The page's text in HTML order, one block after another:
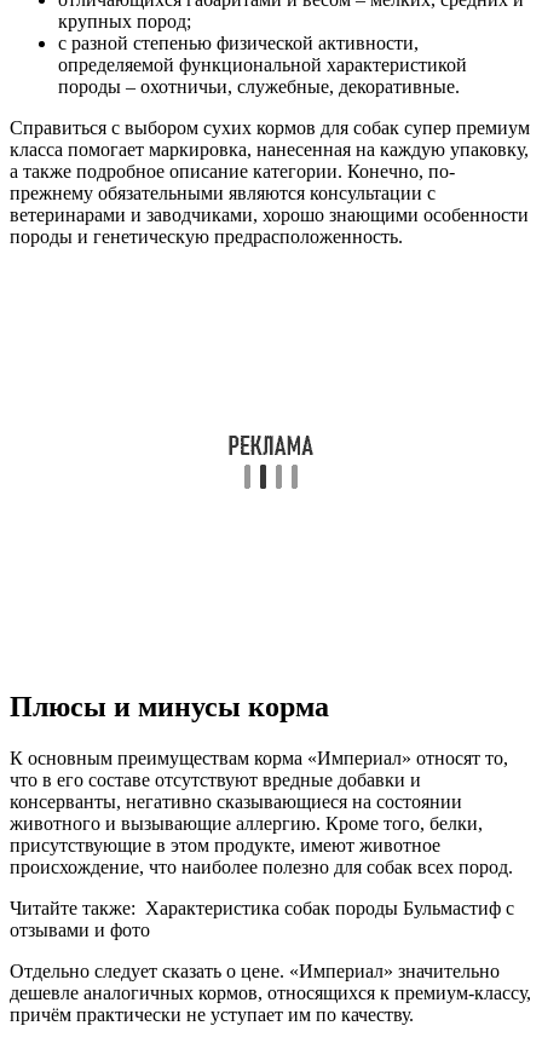
крупных пород;
с разной степенью физической активности,
определяемой функциональной характеристикой
породы – охотничьи, служебные, декоративные.
Справиться с выбором сухих кормов для собак супер премиум
класса помогает маркировка, нанесенная на каждую упаковку,
а также подробное описание категории. Конечно, по-
прежнему обязательными являются консультации с
ветеринарами и заводчиками, хорошо знающими особенности
породы и генетическую предрасположенность.
Плюсы и минусы корма
К основным преимуществам корма «Империал» относят то,
что в его составе отсутствуют вредные добавки и
консерванты, негативно сказывающиеся на состоянии
животного и вызывающие аллергию. Кроме того, белки,
присутствующие в этом продукте, имеют животное
происхождение, что наиболее полезно для собак всех пород.
Читайте также: Характеристика собак породы Бульмастиф с
отзывами и фото
Отдельно следует сказать о цене. «Империал» значительно
дешевле аналогичных кормов, относящихся к премиум-классу,
причём практически не уступает им по качеству.